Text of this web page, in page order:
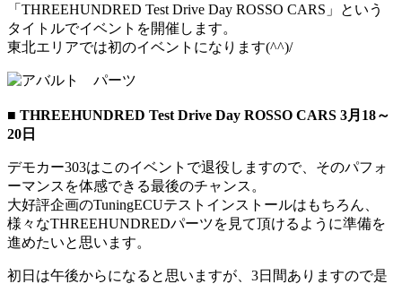
「THREEHUNDRED Test Drive Day ROSSO CARS」という
タイトルでイベントを開催します。
東北エリアでは初のイベントになります(^^)/
■ THREEHUNDRED Test Drive Day ROSSO CARS 3月18～
20日
デモカー303はこのイベントで退役しますので、そのパフォ
ーマンスを体感できる最後のチャンス。
大好評企画のTuningECUテストインストールはもちろん、
様々なTHREEHUNDREDパーツを見て頂けるように準備を
進めたいと思います。
初日は午後からになると思いますが、3日間ありますので是